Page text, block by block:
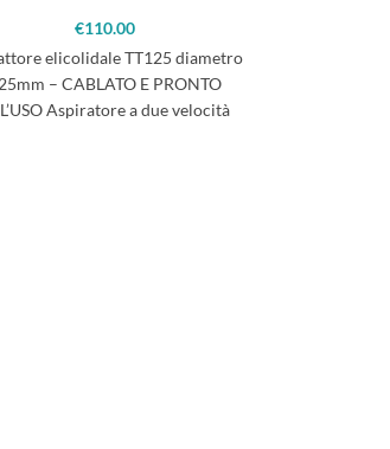
€110.00
elicolidale TT125 diametro
– CABLATO E PRONTO
Aspiratore a due velocità